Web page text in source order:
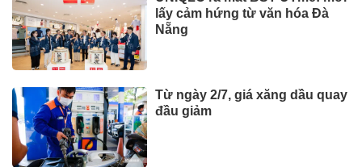
lấy cảm hứng từ văn hóa Đà
Nẵng
Từ ngày 2/7, giá xăng dầu quay
đầu giảm